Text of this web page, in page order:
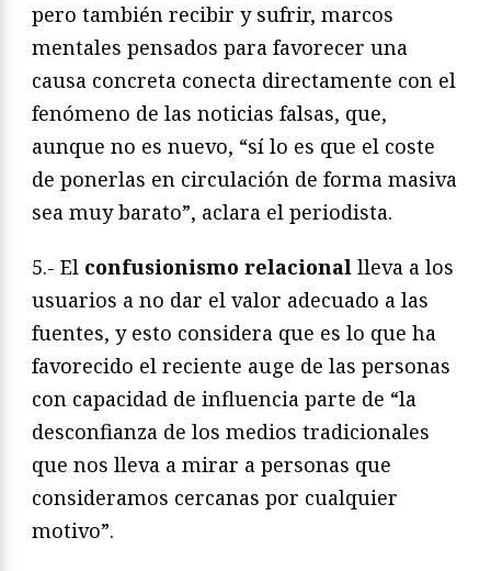
pero también recibir y sufrir, marcos
mentales pensados para favorecer una
causa concreta conecta directamente con el
fenómeno de las noticias falsas, que,
aunque no es nuevo, “sí lo es que el coste
de ponerlas en circulación de forma masiva
sea muy barato”, aclara el periodista.
5.- El confusionismo relacional lleva a los
usuarios a no dar el valor adecuado a las
fuentes, y esto considera que es lo que ha
favorecido el reciente auge de las personas
con capacidad de influencia parte de “la
desconfianza de los medios tradicionales
que nos lleva a mirar a personas que
consideramos cercanas por cualquier
motivo”.